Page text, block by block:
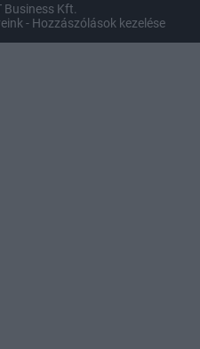
Business Kft.
- Hozzászólások kezelése